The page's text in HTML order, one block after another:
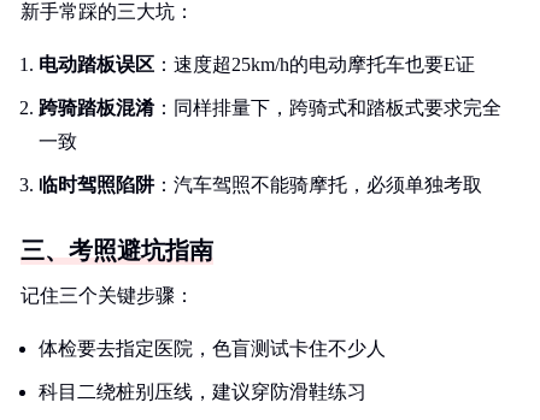
新手常踩的三大坑：
电动踏板误区 ：速度超25km/h的电动摩托车也要E证
跨骑踏板混淆：同样排量下，跨骑式和踏板式要求完全
一致
临时驾照陷阱：汽车驾照不能骑摩托，必须单独考取
三、考照避坑指南
记住三个关键步骤：
体检要去指定医院，色盲测试卡住不少人
科目二绕桩别压线，建议穿防滑鞋练习